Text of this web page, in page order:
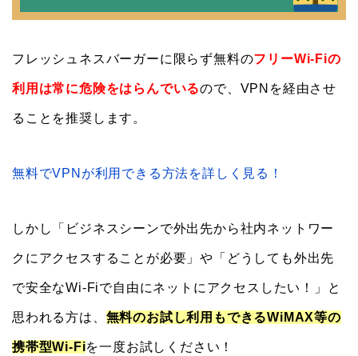
フレッシュネスバーガーに限らず無料のフリーWi-Fiの
利用は常に危険をはらんでいるので、VPNを経由させ
ることを推奨します。
無料でVPNが利用できる方法を詳しく見る！
しかし「ビジネスシーンで外出先から社内ネットワー
クにアクセスすることが必要」や「どうしても外出先
で安全なWi-Fiで自由にネットにアクセスしたい！」と
思われる方は、 無料のお試し利用もできるWiMAX等の
携帯型Wi-Fiを一度お試しください！